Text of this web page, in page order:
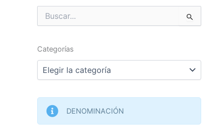
Buscar
por:
Categorías
Categorías
DENOMINACIÓN